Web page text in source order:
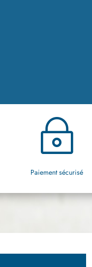
~
Paiement sécurisé